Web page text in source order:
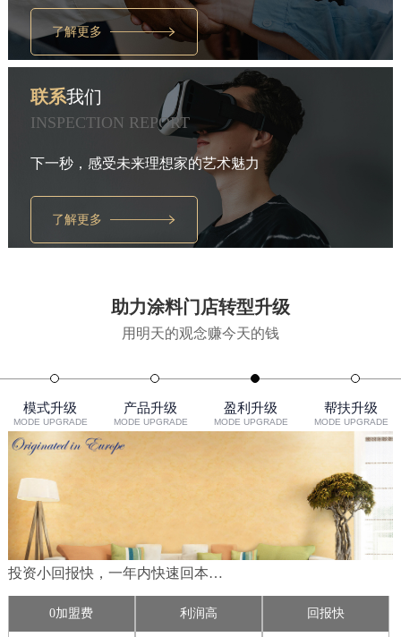
了解更多
联系我们
INSPECTION REPORT
下一秒，感受未来理想家的艺术魅力
了解更多
助力涂料门店转型升级
用明天的观念赚今天的钱
模式升级
MODE UPGRADE
产品升级
MODE UPGRADE
盈利升级
MODE UPGRADE
帮扶升级
MODE UPGRADE
一次选择终身守护，让您无后顾之忧......
开店指导 全程培训 售后支持